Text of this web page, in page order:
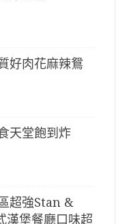
好肉花麻辣鴛
天堂飽到炸
超強Stan &
漢堡餐廳口味超